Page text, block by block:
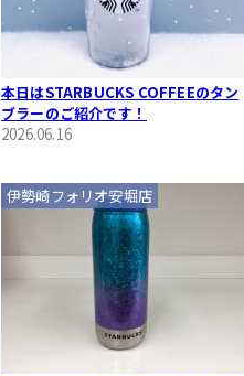
本日はSTARBUCKS COFFEEのタン
ブラーのご紹介です！
2026.06.16
伊勢崎フォリオ安堀店